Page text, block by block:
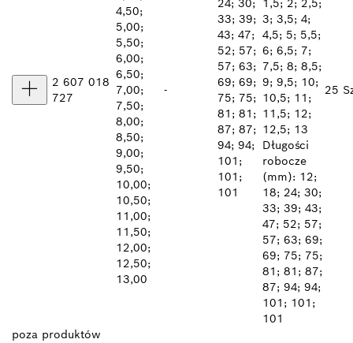
2 607 018
727
4,50;
5,00;
5,50;
6,00;
6,50;
7,00;
7,50;
8,00;
8,50;
9,00;
9,50;
10,00;
10,50;
11,00;
11,50;
12,00;
12,50;
13,00
-
24; 30;
33; 39;
43; 47;
52; 57;
57; 63;
69; 69;
75; 75;
81; 81;
87; 87;
94; 94;
101;
101;
101
1,5; 2; 2,5;
3; 3,5; 4;
4,5; 5; 5,5;
6; 6,5; 7;
7,5; 8; 8,5;
9; 9,5; 10;
10,5; 11;
11,5; 12;
12,5; 13
Długości
robocze
(mm): 12;
18; 24; 30;
33; 39; 43;
47; 52; 57;
57; 63; 69;
69; 75; 75;
81; 81; 87;
87; 94; 94;
101; 101;
101
25
poza produktów